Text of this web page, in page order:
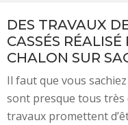
DES TRAVAUX
CASSÉS
CHALON SUR
Il faut que vous
sont presque tous très
travaux promettent